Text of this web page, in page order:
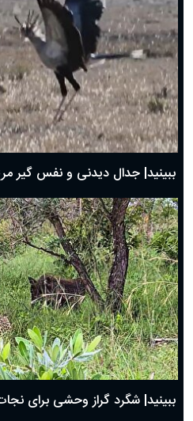
دعای روز پنجم ماه رمضان؛ ۴ اسفند ۱۴۰۴
دعای روز چهارم ماه مبارک رمضان؛ ۳ اسفند ۱۴۰۴
دعای روز سوم ماه مبارک رمضان؛ ۱۴ اسفند ۱۴۰۴
دعای روز دوم ماه مبارک رمضان ۱ اسفند ماه ۱۴۰۴
دعای روز اول ماه مبارک رمضان، ۳۰ بهمن ۱۴۰۴
حضرت زینب(س) چگونه از دنیا رفت؟
بهترین پیامک تبریک روز پدر ۱۴۰۴؛ جملات زیبا و صمیمانه
ببینید| جدال دیدنی و نفس گیر
ببینید| شگرد گراز وحشی برای